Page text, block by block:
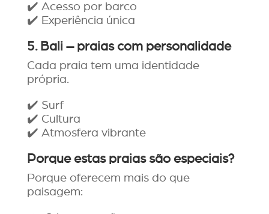
✔️ Acesso por barco
✔️ Experiência única
5. Bali – praias com personalidade
Cada praia tem uma identidade
própria.
✔️ Surf
✔️ Cultura
✔️ Atmosfera vibrante
Porque estas praias são especiais?
Porque oferecem mais do que
paisagem: